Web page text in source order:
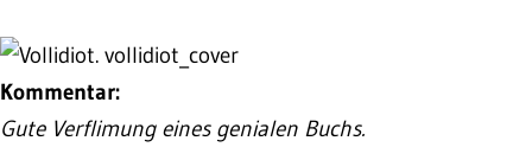
Kommentar:
Gute Verflimung eines genialen Buchs.